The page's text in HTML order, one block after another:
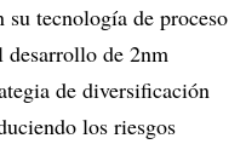
tecnología de proceso
desarrollo de 2nm
de diversificación
los riesgos